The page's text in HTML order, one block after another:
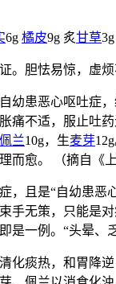
6g 橘皮9g 炙甘草
。胆怯易惊，虚
幼患恶心呕吐
痛不适，服止吐
佩兰10g，生麦芽
而愈。 （摘自《
，且是“自幼患
手无策，只能是
是一例。“头晕、
化痰热，和胃降